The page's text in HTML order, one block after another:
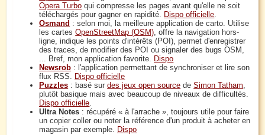
Opera Turbo qui compresse les pages avant qu'elle ne soit
téléchargés pour gagner en rapidité. Dispo officielle.
Osmand : selon moi, la meilleure application de carto. Utilise
les cartesOpenStreetMap (OSM), offre la navigation hors-
ligne, indique les points d'intérêts (POI), permet d'enregistrer
des traces, de modifier des POI ou signaler des bugs OSM,
... Bref, mon application favorite. Dispo
Newsrob : l'application permettant de synchroniser et lire son
flux RSS. Dispo officielle
Puzzles : basé surdes jeux open source deSimon Tatham,
plutôt basique mais avec beaucoup de niveaux de difficultés.
Dispo officielle.
Ultra Notes : récupéré « à l'arrache », toujours utile pour faire
un copier coller ou noter la référence d'un produit à acheter en
magasin par exemple. Dispo